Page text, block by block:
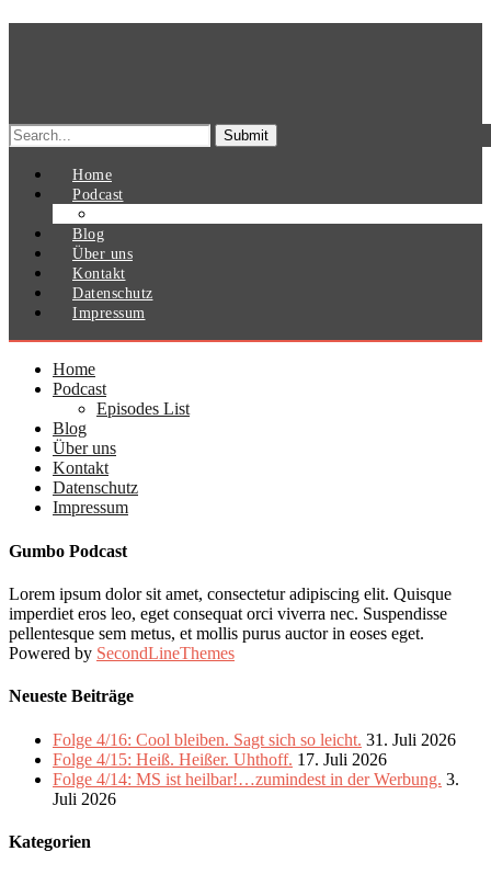
Search
for:
Home
Podcast
Blog
Über uns
Kontakt
Datenschutz
Impressum
Home
Podcast
Episodes List
Blog
Über uns
Kontakt
Datenschutz
Impressum
Gumbo Podcast
Lorem ipsum dolor sit amet, consectetur adipiscing elit. Quisque
imperdiet eros leo, eget consequat orci viverra nec. Suspendisse
pellentesque sem metus, et mollis purus auctor in eoses eget.
Powered by SecondLineThemes
Neueste Beiträge
Folge 4/16: Cool bleiben. Sagt sich so leicht. 31. Juli 2026
Folge 4/15: Heiß. Heißer. Uhthoff. 17. Juli 2026
Folge 4/14: MS ist heilbar!…zumindest in der Werbung. 3.
Juli 2026
Kategorien